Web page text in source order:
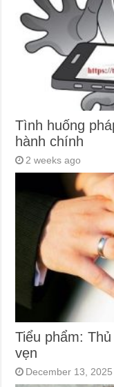
Tình huống
hành chính
2 weeks ago
Tiểu phẩm:
vẹn
December 13, 2025